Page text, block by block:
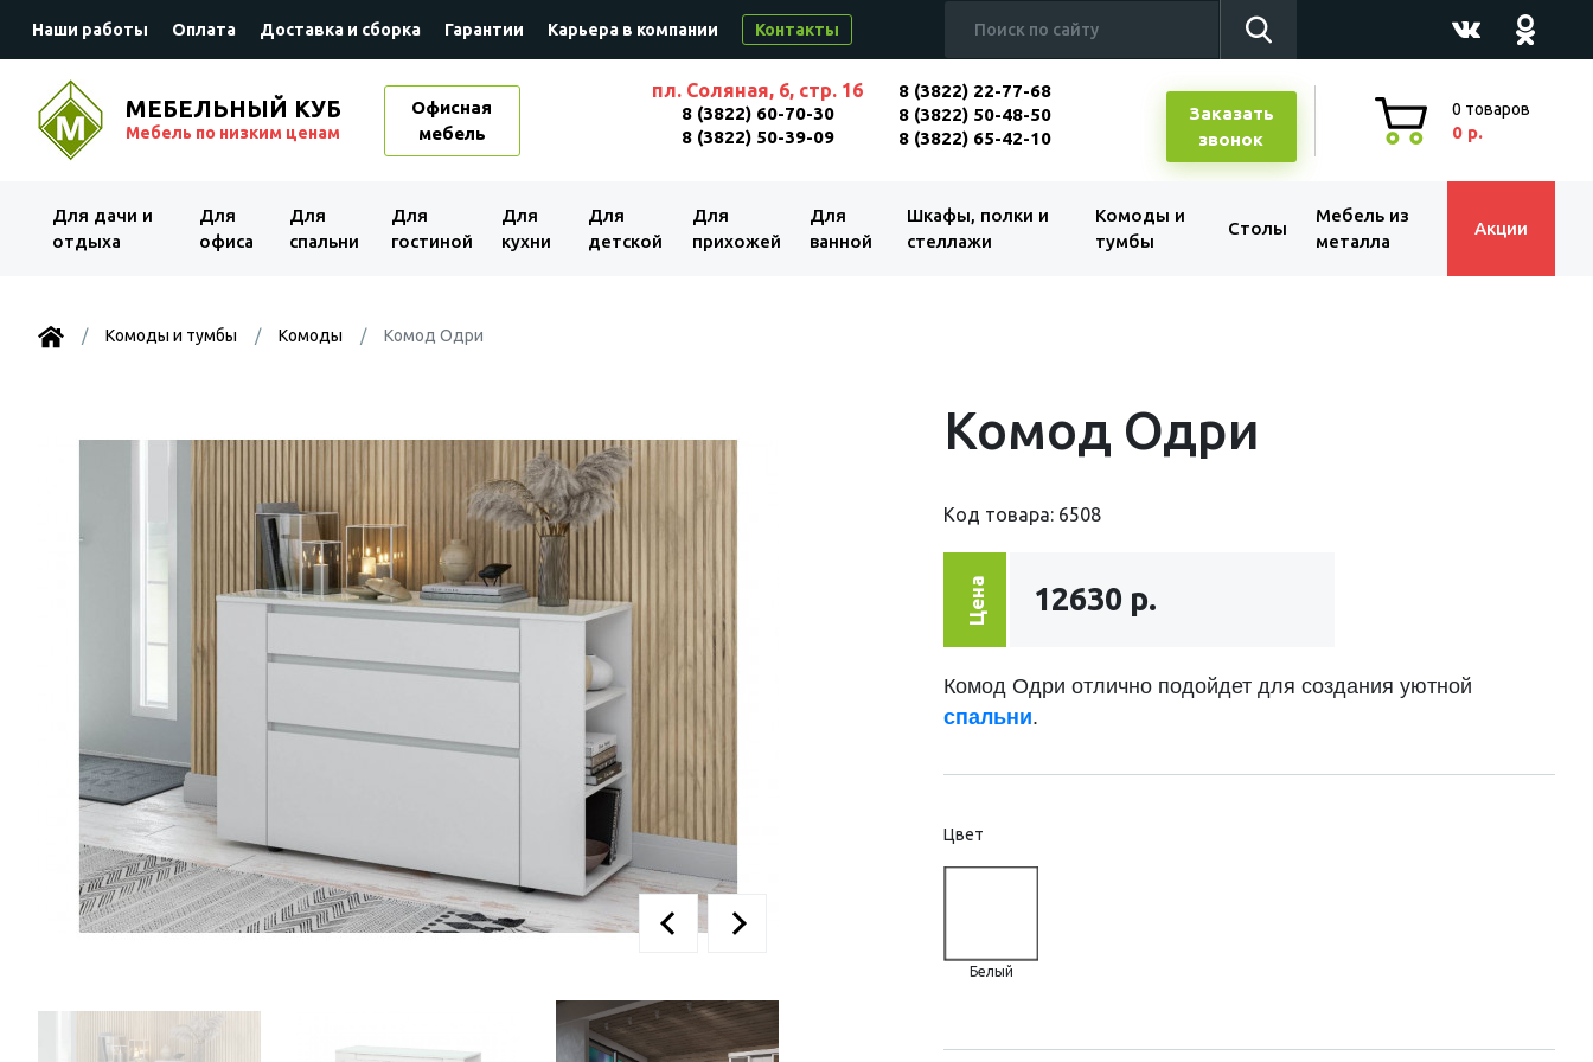
Наши работы Оплата Доставка и сборка Гарантии Карьера в компании Контакты
МЕБЕЛЬНЫЙ КУБ
Мебель по низким ценам
Офисная
мебель
пл. Соляная, 6, стр. 16
8 (3822) 60-70-30
8 (3822) 50-39-09
8 (3822) 22-77-68
8 (3822) 50-48-50
8 (3822) 65-42-10
Заказать
звонок
0 товаров
0 р.
Для дачи и
отдыха
Для
офиса
Для
спальни
Для
гостиной
Для
кухни
Для
детской
Для
прихожей
Для
ванной
Шкафы, полки и
стеллажи
Комоды и
тумбы
Столы
Мебель из
металла
Акции
Комоды и тумбы Комоды Комод Одри
Комод Одри
Код товара: 6508
Цена 12630 р.
Комод Одри отлично подойдет для создания уютной
спальни.
Цвет
Белый